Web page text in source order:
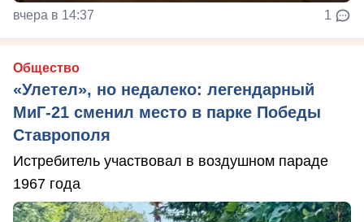
вчера в 14:37 1
Общество
«Улетел», но недалеко: легендарный
МиГ-21 сменил место в парке Победы
Ставрополя
Истребитель участвовал в воздушном параде
1967 года